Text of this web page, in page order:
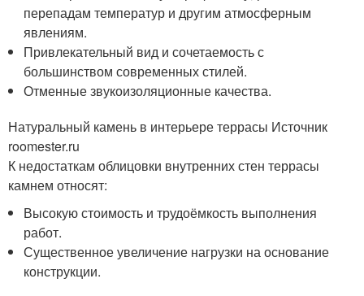
перепадам температур и другим атмосферным
явлениям.
Привлекательный вид и сочетаемость с
большинством современных стилей.
Отменные звукоизоляционные качества.
Натуральный камень в интерьере террасы Источник
roomester.ru
К недостаткам облицовки внутренних стен террасы
камнем относят:
Высокую стоимость и трудоёмкость выполнения
работ.
Существенное увеличение нагрузки на основание
конструкции.